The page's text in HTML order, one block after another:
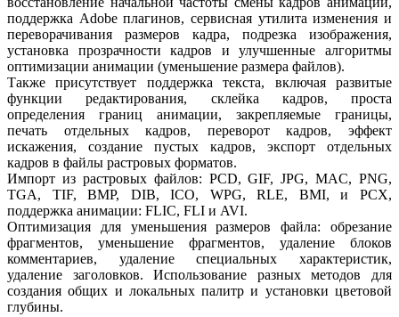
поддержка Adobe плагинов, сервисная утилита изменения и
переворачивания размеров кадра, подрезка изображения,
установка прозрачности кадров и улучшенные алгоритмы
оптимизации анимации (уменьшение размера файлов).
Также присутствует поддержка текста, включая развитые
функции редактирования, склейка кадров, проста
определения границ анимации, закрепляемые границы,
печать отдельных кадров, переворот кадров, эффект
искажения, создание пустых кадров, экспорт отдельных
кадров в файлы растровых форматов.
Импорт из растровых файлов: PCD, GIF, JPG, MAC, PNG,
TGA, TIF, BMP, DIB, ICO, WPG, RLE, BMI, и PCX,
поддержка анимации: FLIC, FLI и AVI.
Оптимизация для уменьшения размеров файла: обрезание
фрагментов, уменьшение фрагментов, удаление блоков
комментариев, удаление специальных характеристик,
удаление заголовков. Использование разных методов для
создания общих и локальных палитр и установки цветовой
глубины.